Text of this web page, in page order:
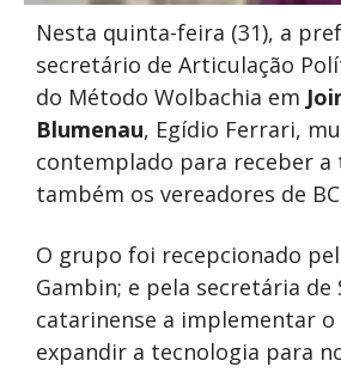
Nesta quinta-feira (31), a
secretário de Articulação
do Método Wolbachia em
Blumenau, Egídio Ferrari,
contemplado para receber a
também os vereadores de
O grupo foi recepcionado
Gambin; e pela secretária
catarinense a implementar
expandir a tecnologia para